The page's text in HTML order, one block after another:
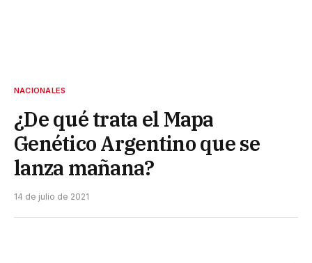
NACIONALES
¿De qué trata el Mapa
Genético Argentino que se
lanza mañana?
14 de julio de 2021